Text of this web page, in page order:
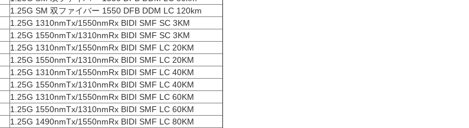
1.25G SM 双ファイバー 1550 DFB DDM LC 120km
1.25G 1310nmTx/1550nmRx BIDI SMF SC 3KM
1.25G 1550nmTx/1310nmRx BIDI SMF SC 3KM
1.25G 1310nmTx/1550nmRx BIDI SMF LC 20KM
1.25G 1550nmTx/1310nmRx BIDI SMF LC 20KM
1.25G 1310nmTx/1550nmRx BIDI SMF LC 40KM
1.25G 1550nmTx/1310nmRx BIDI SMF LC 40KM
1.25G 1310nmTx/1550nmRx BIDI SMF LC 60KM
1.25G 1550nmTx/1310nmRx BIDI SMF LC 60KM
1.25G 1490nmTx/1550nmRx BIDI SMF LC 80KM